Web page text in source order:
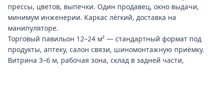
прессы, цветов, выпечки. Один продавец, окно выдачи,
минимум инженерии. Каркас лёгкий, доставка на
манипуляторе.
Торговый павильон 12–24 м² — стандартный формат под
продукты, аптеку, салон связи, шиномонтажную приёмку.
Витрина 3–6 м, рабочая зона, склад в задней части,